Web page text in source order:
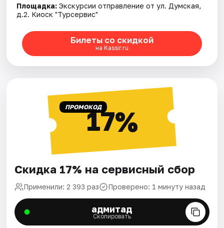
Площадка: Экскурсии отправление от ул. Думская,
д.2. Киоск "Турсервис"
Билеты со скидкой
на Kassir.ru
ПРОМОКОД17%
Скидка 17% на сервисный сбор
Применили: 2 393 раз Проверено: 1 минуту назад
адмитад
Скопировать